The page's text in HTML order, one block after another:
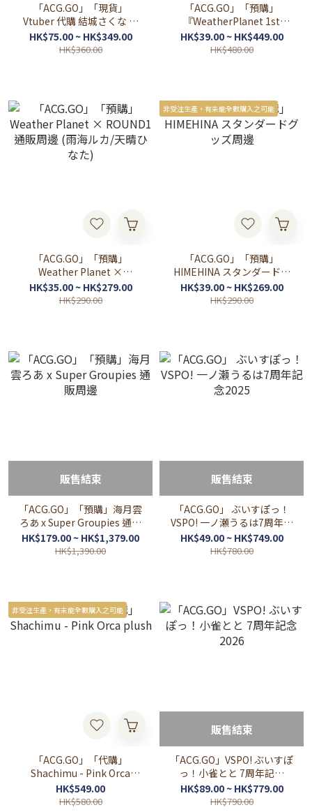
「ACG.GO」「現貨」
Vtuber 代購 結城さくな ア
ニメイトフェア ～SAKUNA
to Days～
HK$75.00 ~ HK$349.00
HK$360.00
「ACG.GO」「預購」
『WeatherPlanet 1st
Anniversary』in HMV＆
BOOKS SHIBUYA 通販周邊
HK$39.00 ~ HK$449.00
HK$480.00
「ACG.GO」「預購」
Weather Planet ×
ROUND1 通販周邊 (雨海ル
カ/天晴ひなた)
HK$35.00 ~ HK$279.00
HK$290.00
非受注生產，有未能全數購入之可能
「ACG.GO」「預購」
HIMEHINA スタンダードグ
ッズ周邊
HK$39.00 ~ HK$269.00
HK$290.00
販售結束
「ACG.GO」「預購」海月雲
ろあ x Super Groupies 通販
周邊
HK$179.00 ~ HK$1,379.00
HK$1,390.00
販售結束
「ACG.GO」 ぶいすぽっ！
VSPO! 一ノ瀬うるは7周年記
念2025
HK$49.00 ~ HK$749.00
HK$780.00
非受注生產，有未能全數購入之可能
「ACG.GO」「代購」
Shachimu - Pink Orca
plush
HK$549.00
HK$580.00
販售結束
「ACG.GO」VSPO! ぶいすぽ
っ！小雀とと 7周年記念
2026
HK$89.00 ~ HK$779.00
HK$790.00